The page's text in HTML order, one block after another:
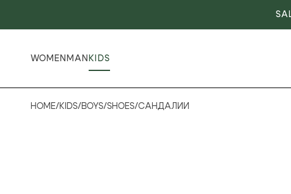
WOMEN MAN KIDS
HOME/ KIDS/ BOYS/SHOES/САНДАЛИИ